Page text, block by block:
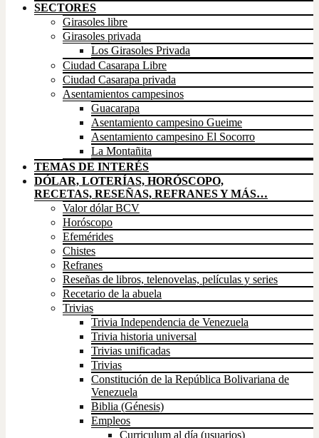
SECTORES
Girasoles libre
Girasoles privada
Los Girasoles Privada
Ciudad Casarapa Libre
Ciudad Casarapa privada
Asentamientos campesinos
Guacarapa
Asentamiento campesino Gueime
Asentamiento campesino El Socorro
La Montañita
TEMAS DE INTERÉS
DÓLAR, LOTERÍAS, HORÓSCOPO,
RECETAS, RESEÑAS, REFRANES Y MÁS…
Valor dólar BCV
Horóscopo
Efemérides
Chistes
Refranes
Reseñas de libros, telenovelas, películas y series
Recetario de la abuela
Trivias
Trivia Independencia de Venezuela
Trivia historia universal
Trivias unificadas
Trivias
Constitución de la República Bolivariana de
Venezuela
Biblia (Génesis)
Empleos
Curriculum al día (usuarios)